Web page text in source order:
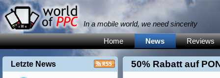
In a mobile world, we need sincerity
Home News Reviews
50% Rabatt auf
Letzte News